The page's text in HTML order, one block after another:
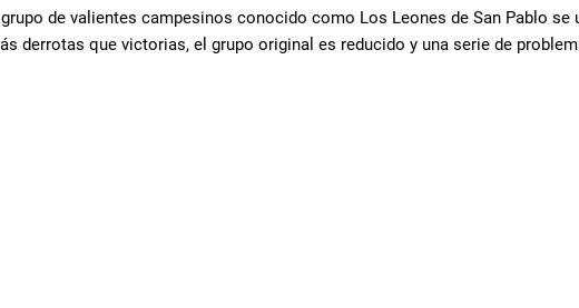
de valientes campesinos conocido como Los Leones de San Pablo
derrotas que victorias, el grupo original es reducido y una serie de